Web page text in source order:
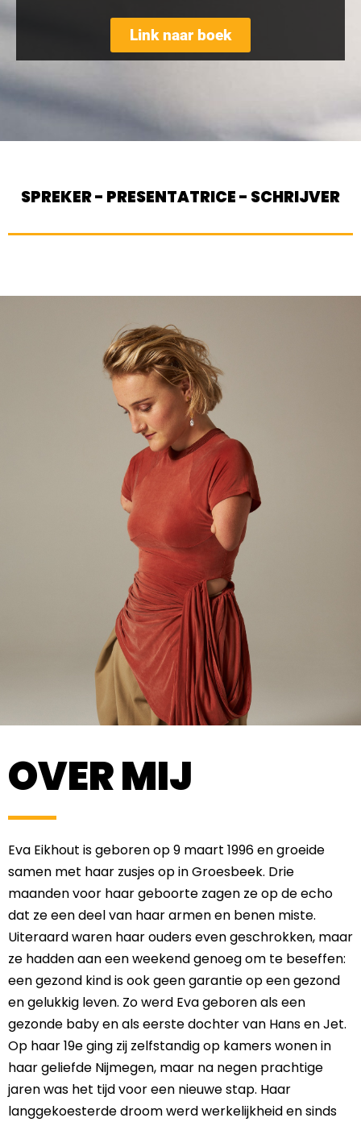
Link naar boek
SPREKER - PRESENTATRICE - SCHRIJVER
OVER MIJ
Eva Eikhout is geboren op 9 maart 1996 en groeide
samen met haar zusjes op in Groesbeek. Drie
maanden voor haar geboorte zagen ze op de echo
dat ze een deel van haar armen en benen miste.
Uiteraard waren haar ouders even geschrokken, maar
ze hadden aan een weekend genoeg om te beseffen:
een gezond kind is ook geen garantie op een gezond
en gelukkig leven. Zo werd Eva geboren als een
gezonde baby en als eerste dochter van Hans en Jet.
Op haar 19e ging zij zelfstandig op kamers wonen in
haar geliefde Nijmegen, maar na negen prachtige
jaren was het tijd voor een nieuwe stap. Haar
langgekoesterde droom werd werkelijkheid en sinds